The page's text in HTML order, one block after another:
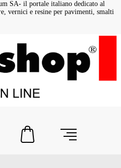
SA- il portale italiano dedicato al
vernici e resine per pavimenti, smalti